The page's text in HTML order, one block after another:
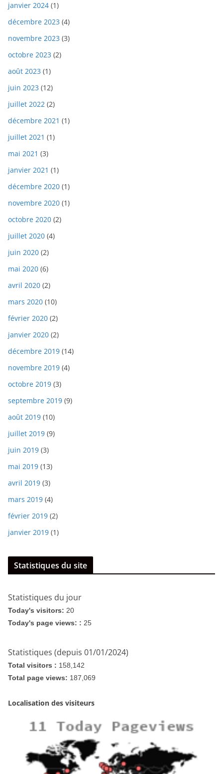
janvier 2024 (1)
décembre 2023 (4)
novembre 2023 (3)
octobre 2023 (2)
août 2023 (1)
juin 2023 (12)
juillet 2022 (2)
décembre 2021 (1)
juillet 2021 (1)
mai 2021 (3)
janvier 2021 (1)
décembre 2020 (1)
novembre 2020 (1)
octobre 2020 (2)
juillet 2020 (4)
juin 2020 (2)
mai 2020 (6)
avril 2020 (2)
mars 2020 (10)
février 2020 (2)
janvier 2020 (2)
décembre 2019 (14)
novembre 2019 (4)
octobre 2019 (3)
septembre 2019 (9)
août 2019 (10)
juillet 2019 (9)
juin 2019 (3)
mai 2019 (13)
avril 2019 (3)
mars 2019 (4)
février 2019 (2)
janvier 2019 (1)
Statistiques du site
Statistiques du jour
Today's visitors: 20
Today's page views: : 25
Statistiques (depuis 01/01/2024)
Total visitors : 158,142
Total page views: 187,069
Localisation des visiteurs